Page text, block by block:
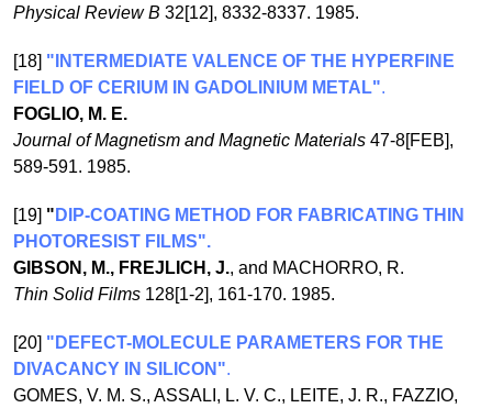
Physical Review B 32[12], 8332-8337. 1985.
[18] "INTERMEDIATE VALENCE OF THE HYPERFINE
FIELD OF CERIUM IN GADOLINIUM METAL".
FOGLIO, M. E.
Journal of Magnetism and Magnetic Materials 47-8[FEB],
589-591. 1985.
[19] " DIP-COATING METHOD FOR FABRICATING THIN
PHOTORESIST FILMS".
GIBSON, M., FREJLICH, J., and MACHORRO, R.
Thin Solid Films 128[1-2], 161-170. 1985.
[20] "DEFECT-MOLECULE PARAMETERS FOR THE
DIVACANCY IN SILICON".
GOMES, V. M. S., ASSALI, L. V. C., LEITE, J. R., FAZZIO,